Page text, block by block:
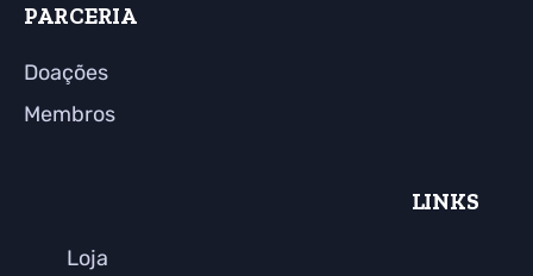
PARCERIA
Doações
Membros
LINKS
Loja